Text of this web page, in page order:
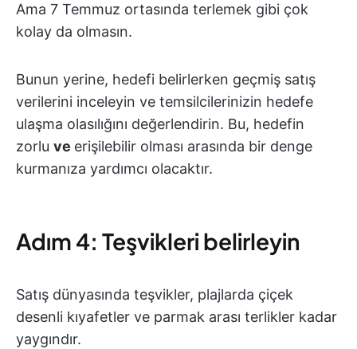
Ama 7 Temmuz ortasında terlemek gibi çok
kolay da olmasın.
Bunun yerine, hedefi belirlerken geçmiş satış
verilerini inceleyin ve temsilcilerinizin hedefe
ulaşma olasılığını değerlendirin. Bu, hedefin
zorlu ve erişilebilir olması arasında bir denge
kurmanıza yardımcı olacaktır.
Adım 4: Teşvikleri belirleyin
Satış dünyasında teşvikler, plajlarda çiçek
desenli kıyafetler ve parmak arası terlikler kadar
yaygındır.